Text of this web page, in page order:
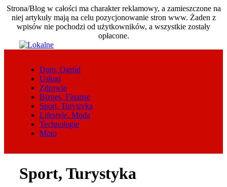
Strona/Blog w całości ma charakter reklamowy, a zamieszczone na
niej artykuły mają na celu pozycjonowanie stron www. Żaden z
wpisów nie pochodzi od użytkowników, a wszystkie zostały
opłacone.
Dom, Ogród
Usługi
Zdrowie
Biznes, Finanse
Sport, Turystyka
Lifestyle, Moda
Technologie
Moto
Sport, Turystyka